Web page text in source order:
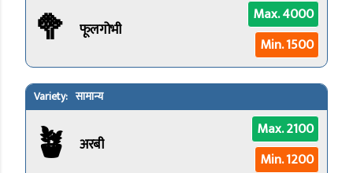
🥦 फूलगोभी
Max. 4000
Min. 1500
सामान्य
🪴 अरबी
Max. 2100
Min. 1200